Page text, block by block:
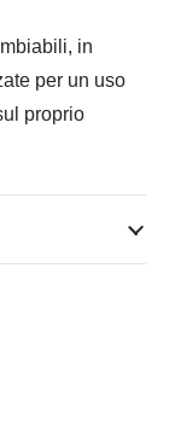
in
per un uso
proprio